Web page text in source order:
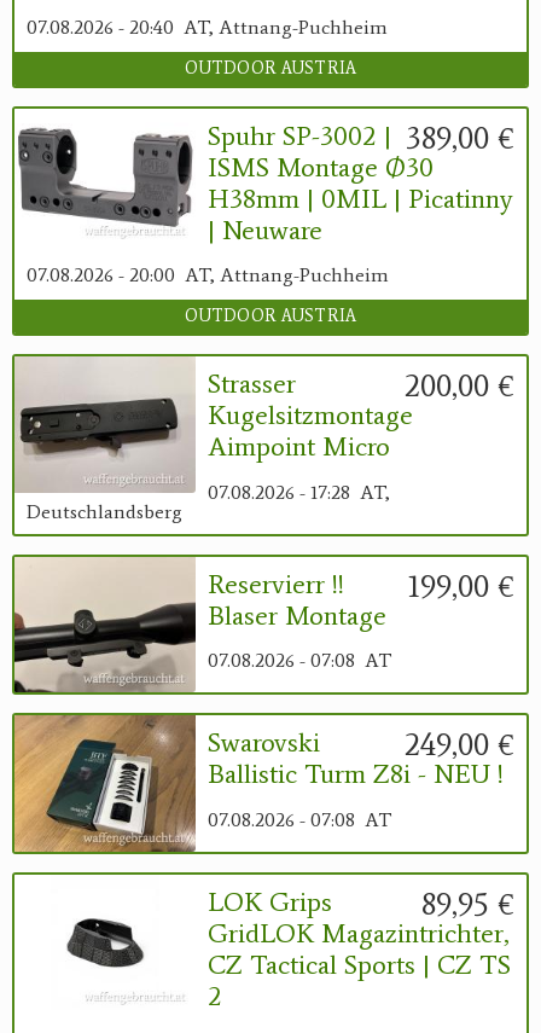
07.08.2026 - 20:40 AT, Attnang-Puchheim
OUTDOOR AUSTRIA
389,00 €
Spuhr SP-3002 |
ISMS Montage Ø30
H38mm | 0MIL | Picatinny
| Neuware
07.08.2026 - 20:00 AT, Attnang-Puchheim
OUTDOOR AUSTRIA
200,00 €
Strasser
Kugelsitzmontage
Aimpoint Micro
07.08.2026 - 17:28 AT,
Deutschlandsberg
199,00 €
Reservierr !!
Blaser Montage
07.08.2026 - 07:08 AT
249,00 €
Swarovski
Ballistic Turm Z8i - NEU !
07.08.2026 - 07:08 AT
89,95 €
LOK Grips
GridLOK Magazintrichter,
CZ Tactical Sports | CZ TS
2